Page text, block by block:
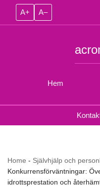
A+ A–
Hem
Home - Självhjälp och
Konkurrensförväntningar:
idrottsprestation och